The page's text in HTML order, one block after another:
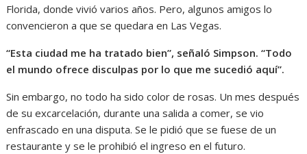
Florida, donde vivió varios años. Pero, algunos amigos lo
convencieron a que se quedara en Las Vegas.
“Esta ciudad me ha tratado bien”, señaló Simpson. “Todo
el mundo ofrece disculpas por lo que me sucedió aquí”.
Sin embargo, no todo ha sido color de rosas. Un mes después
de su excarcelación, durante una salida a comer, se vio
enfrascado en una disputa. Se le pidió que se fuese de un
restaurante y se le prohibió el ingreso en el futuro.